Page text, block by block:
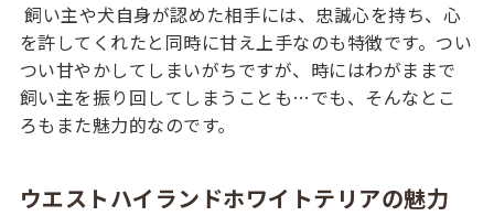
飼い主や犬自身が認めた相手には、忠誠心を持ち、心
を許してくれたと同時に甘え上手なのも特徴です。つい
つい甘やかしてしまいがちですが、時にはわがままで
飼い主を振り回してしまうことも…でも、そんなとこ
ろもまた魅力的なのです。
ウエストハイランドホワイトテリアの魅力